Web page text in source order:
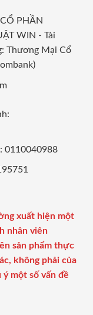
PHẦN
WIN - Tài
Thương Mại Cổ
0110040988
xuất hiện một
nhân viên
sản phẩm thực
không phải của
một số vấn đề